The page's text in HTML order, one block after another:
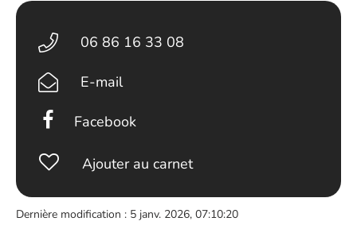
06 86 16 33 08
E-mail
Facebook
Ajouter au carnet
Dernière modification : 5 janv. 2026, 07:10:20